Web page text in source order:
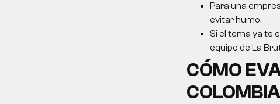
Para una
evitar humo.
Si el tema ya te
equipo de La
CÓMO
COLOMBIA